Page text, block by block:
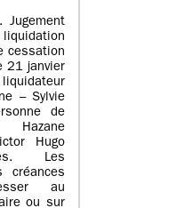
cessation
21 janvier
– Sylvie
de
Hazane
Hugo
Les
créances
au
ou sur